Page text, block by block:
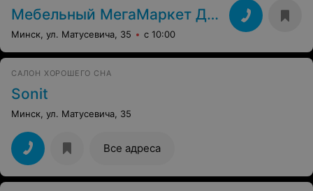
Мебельный МегаМаркет Домашний очаг
Минск, ул. Матусевича, 35 с 10:00
САЛОН ХОРОШЕГО СНА
Sonit
Минск, ул. Матусевича, 35
Все адреса